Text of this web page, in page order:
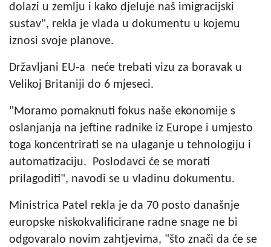
dolazi u zemlju i kako djeluje naš imigracijski
sustav", rekla je vlada u dokumentu u kojemu
iznosi svoje planove.
Državljani EU-a neće trebati vizu za boravak u
Velikoj Britaniji do 6 mjeseci.
"Moramo pomaknuti fokus naše ekonomije s
oslanjanja na jeftine radnike iz Europe i umjesto
toga koncentrirati se na ulaganje u tehnologiju i
automatizaciju. Poslodavci će se morati
prilagoditi", navodi se u vladinu dokumentu.
Ministrica Patel rekla je da 70 posto današnje
europske niskokvalificirane radne snage ne bi
odgovaralo novim zahtjevima, "što znači da će se